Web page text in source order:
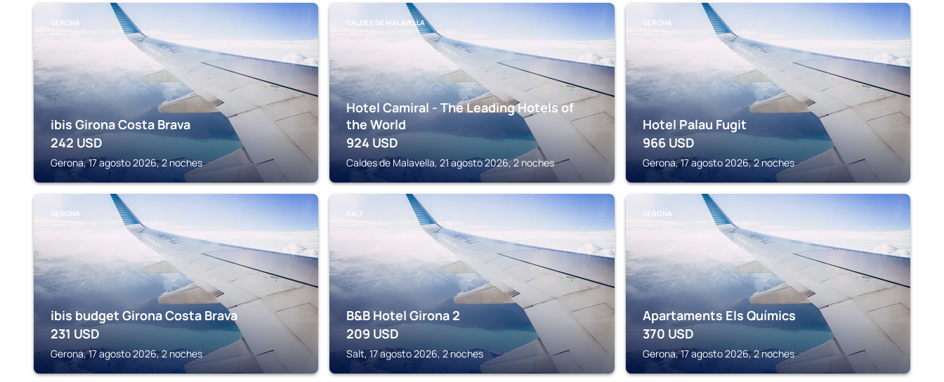
GERONA
ibis Girona Costa Brava
242 USD
Gerona, 17 agosto 2026, 2 noches
CALDES DE MALAVELLA
Hotel Camiral - The Leading Hotels of
the World
924 USD
Caldes de Malavella, 21 agosto 2026, 2 noches
GERONA
Hotel Palau Fugit
966 USD
Gerona, 17 agosto 2026, 2 noches
GERONA
ibis budget Girona Costa Brava
231 USD
Gerona, 17 agosto 2026, 2 noches
SALT
B&B Hotel Girona 2
209 USD
Salt, 17 agosto 2026, 2 noches
GERONA
Apartaments Els Químics
370 USD
Gerona, 17 agosto 2026, 2 noches